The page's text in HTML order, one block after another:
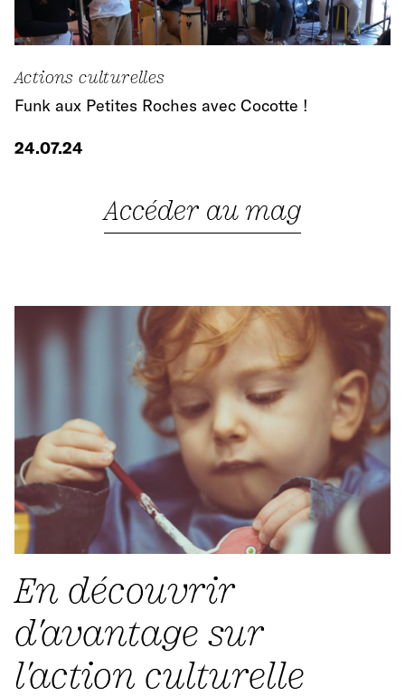
Actions culturelles
Funk aux Petites Roches avec Cocotte !
24.07.24
Accéder au mag
En découvrir
d'avantage sur
l'action culturelle